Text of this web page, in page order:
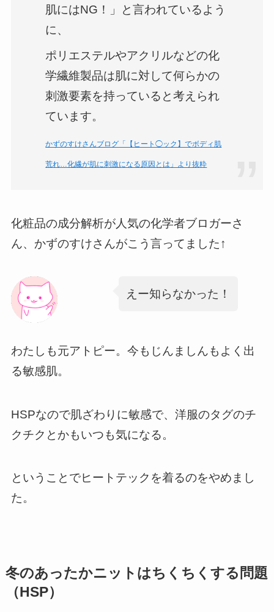
肌にはNG！」と言われているよう
に、
ポリエステルやアクリルなどの化
学繊維製品は肌に対して何らかの
刺激要素を持っていると考えられ
ています。
かずのすけさんブログ「【ヒート◯ック】でボディ肌
荒れ…化繊が肌に刺激になる原因とは」より抜粋
化粧品の成分解析が人気の化学者ブロガーさ
ん、かずのすけさんがこう言ってました↑
えー知らなかった！
わたしも元アトピー。今もじんましんもよく出
る敏感肌。
HSPなので肌ざわりに敏感で、洋服のタグのチ
クチクとかもいつも気になる。
ということでヒートテックを着るのをやめまし
た。
冬のあったかニットはちくちくする問題
（HSP）